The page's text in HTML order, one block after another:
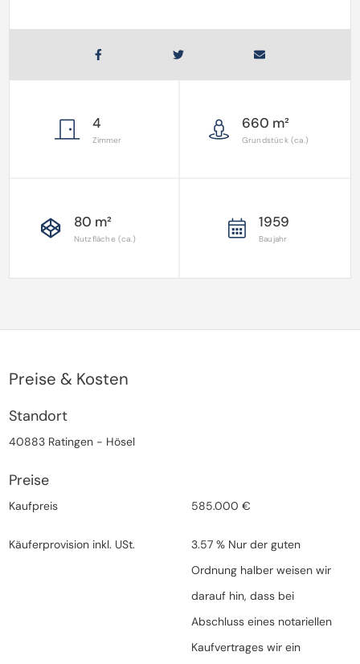
4
Zimmer
660 m²
Grundstück (ca.)
80 m²
Nutzfläche (ca.)
1959
Baujahr
Preise & Kosten
Standort
40883 Ratingen - Hösel
Preise
Kaufpreis 585.000 €
Käuferprovision inkl. USt.
3.57 % Nur der guten
Ordnung halber weisen wir
darauf hin, dass bei
Abschluss eines notariellen
Kaufvertrages wir ein